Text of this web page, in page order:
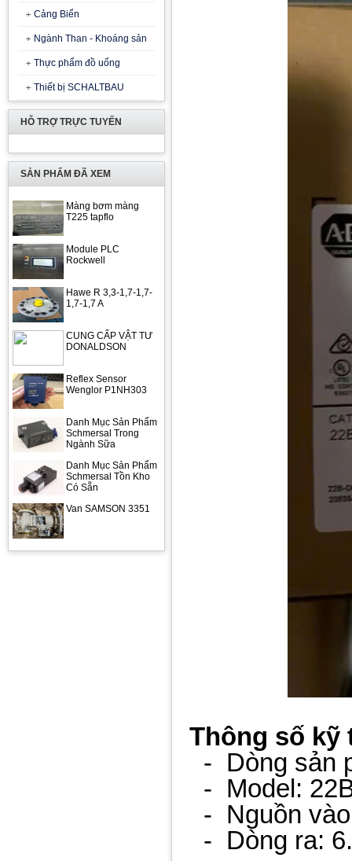
Cảng Biển
Ngành Than - Khoáng sản
Thực phẩm đồ uống
Thiết bị SCHALTBAU
HỖ TRỢ TRỰC TUYẾN
SẢN PHẨM ĐÃ XEM
Màng bơm màng
T225 tapflo
Module PLC
Rockwell
Hawe R 3,3-1,7-1,7-
1,7-1,7 A
CUNG CẤP VẬT TƯ
DONALDSON
Reflex Sensor
Wenglor P1NH303
Danh Mục Sản Phẩm
Schmersal Trong
Ngành Sữa
Danh Mục Sản Phẩm
Schmersal Tồn Kho
Có Sẵn
Van SAMSON 3351
Thông số kỹ
- Dòng sản
- Model:
- Nguồn
- Dòng ra: